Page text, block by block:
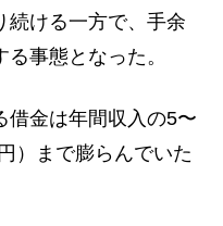
続ける一方で、手余
事態となった。
金は年間収入の5〜
）まで膨らんでいた